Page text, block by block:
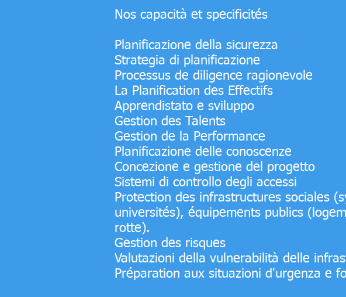
Nos capacità et specificités
Planificazione della sicurezza
Strategia di planificazione
Processus de diligence ragionevole
La Planification des Effectifs
Apprendistato e sviluppo
Gestion des Talents
Gestion de la Performance
Planificazione delle conoscenze
Concezione e gestione del progetto
Sistemi di controllo degli accessi
Protection des infrastructures sociales
universités), équipements publics
rotte).
Gestion des risques
Valutazioni della vulnerabilità delle
Préparation aux situazioni d'urgenza e